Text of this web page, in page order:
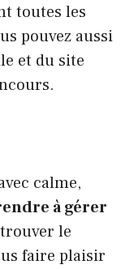
toutes les
pouvez aussi
et du site
calme,
à gérer
le
faire plaisir